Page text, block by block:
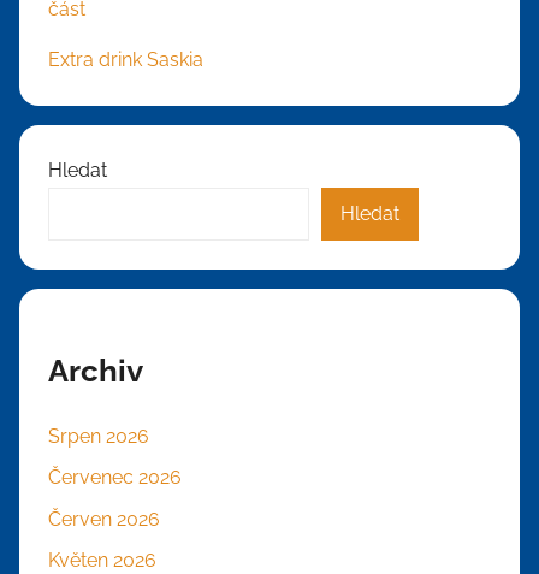
část
Extra drink Saskia
Hledat
Hledat
Archiv
Srpen 2026
Červenec 2026
Červen 2026
Květen 2026